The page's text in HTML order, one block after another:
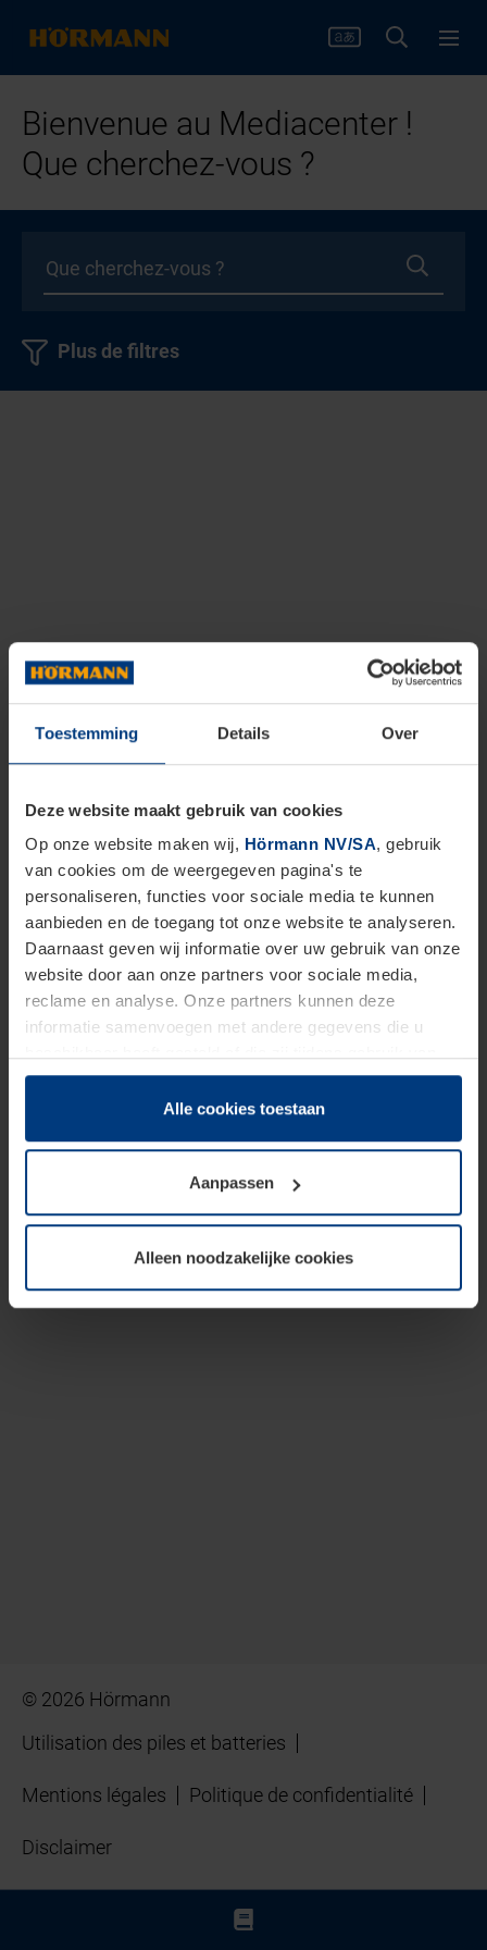
Toestemming Details Over
Deze website maakt gebruik van cookies
Op onze website maken wij, Hörmann NV/SA, gebruik
van cookies om de weergegeven pagina's te
personaliseren, functies voor sociale media te kunnen
aanbieden en de toegang tot onze website te analyseren.
Daarnaast geven wij informatie over uw gebruik van onze
website door aan onze partners voor sociale media,
reclame en analyse. Onze partners kunnen deze
informatie samenvoegen met andere gegevens die u
hun diensten hebben verzameld.
Juridisch hebben wij het recht om cookies op uw
van deze pagina's absoluut vereist is. Voor alle andere
soorten cookies is uw toestemming benodigd. Uw
toestemming kunt u op elk moment bij de uitleg van de
wijzigen of herroepen.
Alle cookies toestaan
Aanpassen
Alleen noodzakelijke cookies
Bienvenue au Mediacenter !
Que cherchez-vous ?
Plus de filtres
© 2026 Hörmann
Utilisation des piles et batteries
Mentions légales Politique de confidentialité
Disclaimer